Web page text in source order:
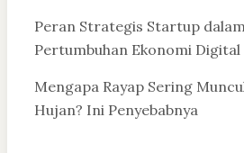
Peran Strategis Startup
Pertumbuhan Ekonomi Digital
Mengapa Rayap Sering
Hujan? Ini Penyebabnya